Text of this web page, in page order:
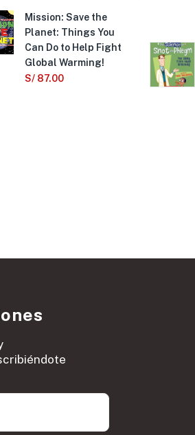
Mission: Save the
Planet: Things You
Can Do to Help Fight
Global Warming!
S/ 87.00